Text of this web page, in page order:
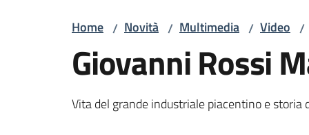
Home / Novità / Multimedia / Video /
Giovanni Rossi
Vita del grande industriale piacentino e storia